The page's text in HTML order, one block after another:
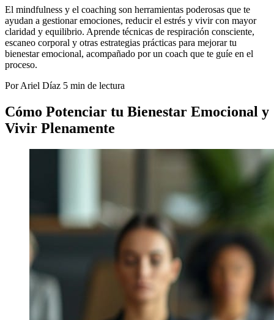
El mindfulness y el coaching son herramientas poderosas que te
ayudan a gestionar emociones, reducir el estrés y vivir con mayor
claridad y equilibrio. Aprende técnicas de respiración consciente,
escaneo corporal y otras estrategias prácticas para mejorar tu
bienestar emocional, acompañado por un coach que te guíe en el
proceso.
Por Ariel Díaz 5 min de lectura
Cómo Potenciar tu Bienestar Emocional y
Vivir Plenamente